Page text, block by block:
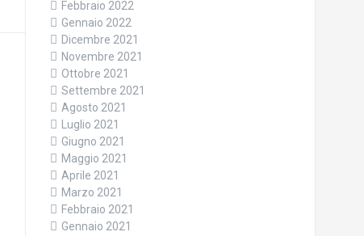
Febbraio 2022
Gennaio 2022
Dicembre 2021
Novembre 2021
Ottobre 2021
Settembre 2021
Agosto 2021
Luglio 2021
Giugno 2021
Maggio 2021
Aprile 2021
Marzo 2021
Febbraio 2021
Gennaio 2021